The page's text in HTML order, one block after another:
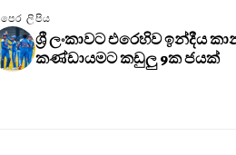
පෙර ලිපිය
ශ්‍රී ලංකාවට එරෙහිව ඉන්දීය
කණ්ඩායමට කඩුලු 9ක ජයක්